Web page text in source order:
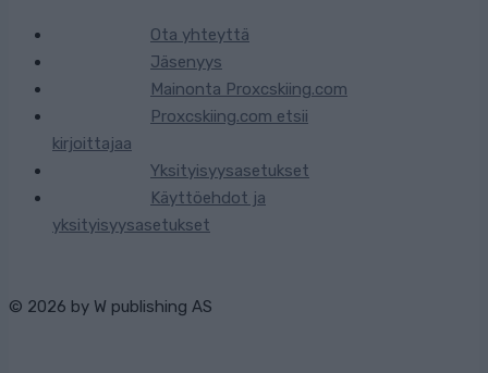
Ota yhteyttä
Jäsenyys
Mainonta Proxcskiing.com
Proxcskiing.com etsii
kirjoittajaa
Yksityisyysasetukset
Käyttöehdot ja
yksityisyysasetukset
© 2026 by W publishing AS